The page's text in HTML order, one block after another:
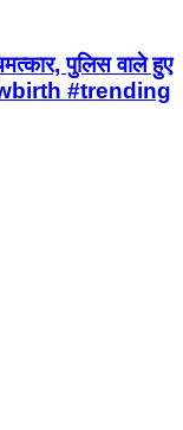
पुलिस वाले हुए
#trending